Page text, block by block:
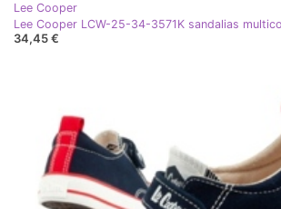
Lee Cooper
Lee Cooper LCW-25-34-3571K sandalias
34,45 €